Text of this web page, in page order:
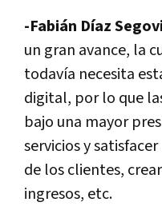
-Fabián Díaz
un gran avance, la
todavía necesita
digital, por lo que
bajo una mayor
servicios y
de los clientes,
ingresos, etc.